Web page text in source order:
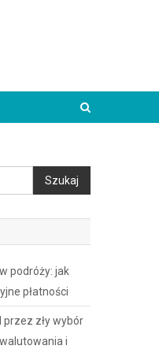
Szukaj
podróży: jak
płatności
przez zły wybór
i